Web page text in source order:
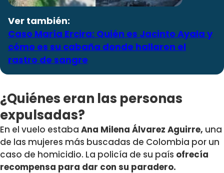
Ver también:
Caso María Ercira: Quién es Jacinto Ayala y
cómo es su cabaña donde hallaron el
rastro de sangre
¿Quiénes eran las personas
expulsadas?
En el vuelo estaba Ana Milena Álvarez Aguirre, una
de las mujeres más buscadas de Colombia por un
caso de homicidio. La policía de su país ofrecía
recompensa para dar con su paradero.